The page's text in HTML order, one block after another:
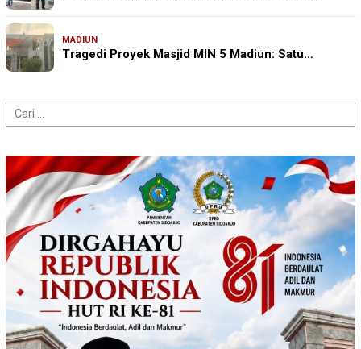
MADIUN
Tragedi Proyek Masjid MIN 5 Madiun: Satu…
Cari
untuk: